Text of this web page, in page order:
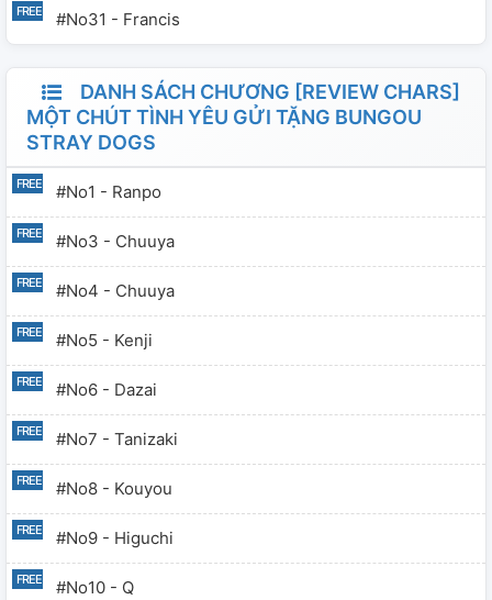
#no31 - Francis
DANH SÁCH CHƯƠNG [REVIEW CHARS]
MỘT CHÚT TÌNH YÊU GỬI TẶNG BUNGOU
STRAY DOGS
#no1 - Ranpo
#no3 - Chuuya
#no4 - Chuuya
#no5 - Kenji
#no6 - Dazai
#no7 - Tanizaki
#no8 - Kouyou
#no9 - Higuchi
#no10 - Q